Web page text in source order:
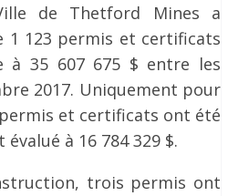
de Thetford Mines a
123 permis et certificats
à 35 607 675 $ entre les
2017. Uniquement pour
et certificats ont été
à 16 784 329 $.
trois permis ont